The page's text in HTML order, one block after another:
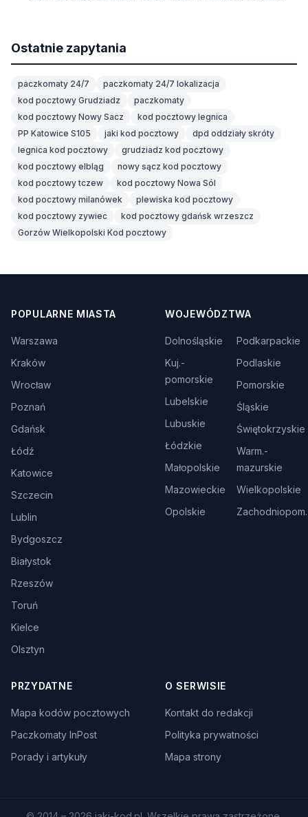
Ostatnie zapytania
paczkomaty 24/7
paczkomaty 24/7 lokalizacja
kod pocztowy Grudziadz
paczkomaty
kod pocztowy Nowy Sacz
kod pocztowy legnica
PP Katowice S105
jaki kod pocztowy
dpd oddziały skróty
legnica kod pocztowy
grudziadz kod pocztowy
kod pocztowy elbląg
nowy sącz kod pocztowy
kod pocztowy tczew
kod pocztowy Nowa Sól
kod pocztowy milanówek
plewiska kod pocztowy
kod pocztowy zywiec
kod pocztowy gdańsk wrzeszcz
Gorzów Wielkopolski Kod pocztowy
POPULARNE MIASTA
Warszawa
Kraków
Wrocław
Poznań
Gdańsk
Łódź
Katowice
Szczecin
Lublin
Bydgoszcz
Białystok
Rzeszów
Toruń
Kielce
Olsztyn
WOJEWÓDZTWA
Dolnośląskie
Kuj.-
pomorskie
Lubelskie
Lubuskie
Łódzkie
Małopolskie
Mazowieckie
Opolskie
Podkarpackie
Podlaskie
Pomorskie
Śląskie
Świętokrzyskie
Warm.-
mazurskie
Wielkopolskie
Zachodniopom.
PRZYDATNE
Mapa kodów pocztowych
Paczkomaty InPost
Porady i artykuły
O SERWISIE
Kontakt do redakcji
Polityka prywatności
Mapa strony